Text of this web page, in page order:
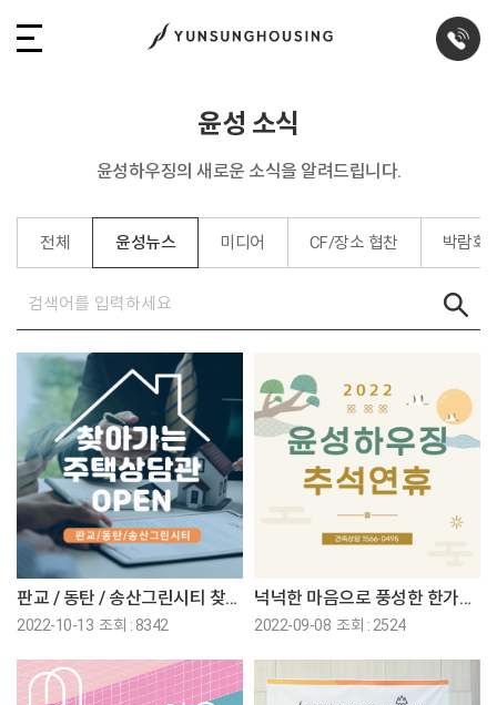
윤성 소식
윤성하우징의 새로운 소식을 알려드립니다.
전체 윤성뉴스 미디어 CF/장소 협찬 박람회
판교 / 동탄 / 송산그린시티 찾아가는 주택상담관 OPEN !!
2022-10-13 조회 : 8342
넉넉한 마음으로 풍성한 한가위 보내세요♡
2022-09-08 조회 : 2524